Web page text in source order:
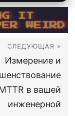
СЛЕДУЮЩАЯ »
Измерение и
в вашей
инженерной